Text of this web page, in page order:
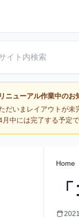
ト内検索
リニューアル作業中のお
だいまレイアウトが未
月中には完了する予定
Home